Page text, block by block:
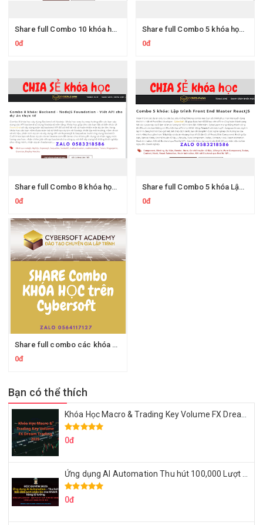
Share full Combo 10 khóa học hướng dẫn Lập trình Front End Foundation trên Cyberlearn
0đ
Share full Combo 5 khóa học hướng dẫn Tư duy lập trình, Thuật toán nền tảng & Lập trình hướng đối tượng trên Cyberlearn.vn
0đ
Share full Combo 8 khóa học Backend - NodeJS Foundation - Hướng dẫn viết API cho dự án thực tế trên Cyberlearn
0đ
Share full Combo 5 khóa Lập trình Front End Master ReactJS trên Cyberlearn
0đ
Share full combo các khóa học trên cyberlearn.vn
0đ
Bạn có thể thích
0đ
0đ